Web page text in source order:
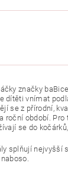
značky
dítěti vnímat
se z přírodní,
roční období.
se do
splňují nejvyšší